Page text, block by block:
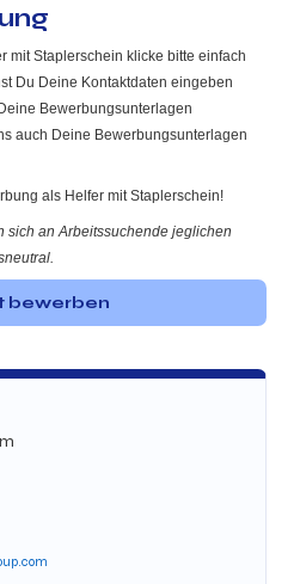
mit Staplerschein klicke bitte einfach
Du Deine Kontaktdaten eingeben
Bewerbungsunterlagen
auch Deine Bewerbungsunterlagen
als Helfer mit Staplerschein!
sich an Arbeitssuchende jeglichen
bewerben